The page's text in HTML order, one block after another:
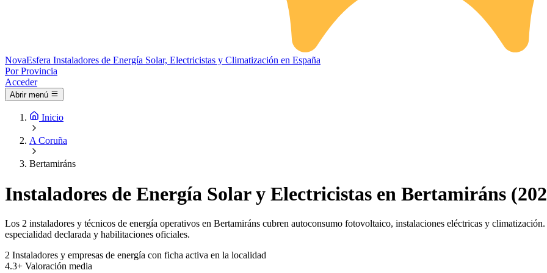
NovaEsfera Instaladores de Energía Solar, Electricistas y Climatización en España
Por Provincia
Acceder
Abrir menú
Inicio
A Coruña
Bertamiráns
Instaladores de Energía Solar y Electricistas en Bertamiráns
Los 2 instaladores y técnicos de energía operativos en Bertamiráns cubren autoconsumo fotovoltaico, instalaciones eléctricas y
especialidad declarada y habilitaciones oficiales.
2 Instaladores y empresas de energía con ficha activa en la localidad
4.3+ Valoración media